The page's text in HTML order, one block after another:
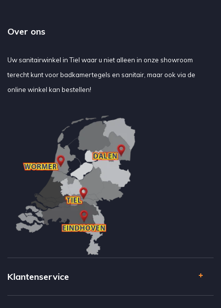
Over ons
Uw sanitairwinkel in Tiel waar u niet alleen in onze showroom
terecht kunt voor badkamertegels en sanitair, maar ook via de
online winkel kan bestellen!
Klantenservice